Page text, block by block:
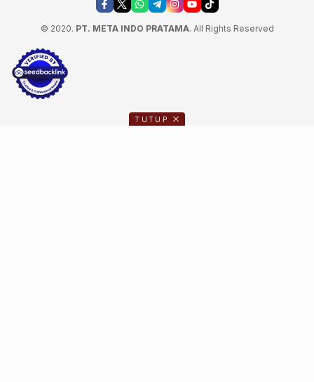
© 2020. PT. META INDO PRATAMA. All Rights Reserved
TUTUP